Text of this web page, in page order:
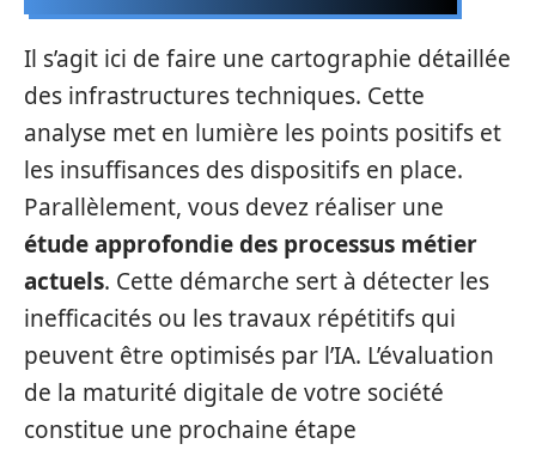
Il s’agit ici de faire une cartographie détaillée
des infrastructures techniques. Cette
analyse met en lumière les points positifs et
les insuffisances des dispositifs en place.
Parallèlement, vous devez réaliser une
étude approfondie des processus métier
actuels. Cette démarche sert à détecter les
inefficacités ou les travaux répétitifs qui
peuvent être optimisés par l’IA. L’évaluation
de la maturité digitale de votre société
constitue une prochaine étape